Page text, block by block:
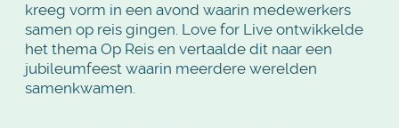
kreeg vorm in een avond waarin medewerkers
samen op reis gingen. Love for Live ontwikkelde
het thema Op Reis en vertaalde dit naar een
jubileumfeest waarin meerdere werelden
samenkwamen.